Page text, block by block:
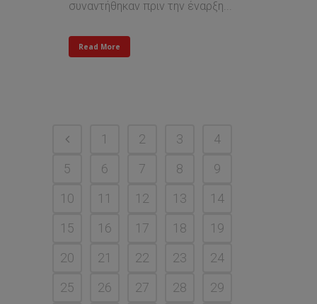
συναντήθηκαν πριν την έναρξη...
Read More
1 2 3
4
5
6 7 8
9
10
11 12 13
14
15
16 17 18
19
20
21 22 23
24
25
26 27 28
29